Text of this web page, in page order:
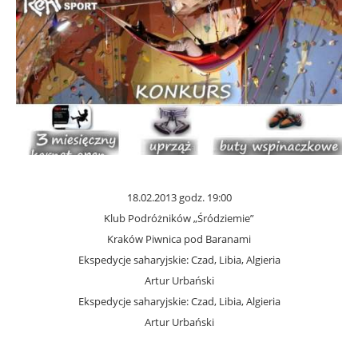
18.02.2013 godz. 19:00
Klub Podróżników „Śródziemie”
Kraków Piwnica pod Baranami
Ekspedycje saharyjskie: Czad, Libia, Algieria
Artur Urbański
Ekspedycje saharyjskie: Czad, Libia, Algieria
Artur Urbański